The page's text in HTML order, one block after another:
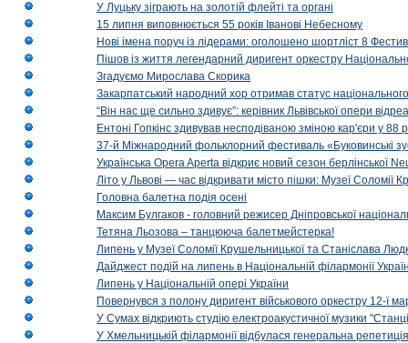
У Луцьку зіграють на золотій флейті та органі
15 липня виповнюється 55 років Іванові Небесному
Нові імена поруч із лідерами: оголошено шортліст 8
Пішов із життя легендарний диригент оркестру
Згадуємо Мирослава Скорика
Закарпатський народний хор отримав статус національного
“Він нас ще сильно здивує”: керівник Львівської опери
Ентоні Гопкінс здивував несподіваною зміною кар'єри у 88
37-й Міжнародний фольклорний фестиваль «Буковинські
Українська Opera Aperta відкриє новий сезон берлінської
Літо у Львові — час відкривати місто пішки: Музеї Соломії
Головна балетна подія осені
Максим Булгаков - головний режисер Дніпровської
Тетяна Льозова – танцююча балетмейстерка!
Липень у Музеї Соломії Крушельницької та Станіслава
Дайджест подій на липень в Національній філармонії
Липень у Національній опері України
Повернувся з полону диригент військового оркестру 12-ї
У Сумах відкриють студію електроакустичної музики
У Хмельницькій філармонії відбулася генеральна